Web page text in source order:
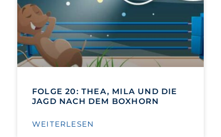
FOLGE 20: THEA, MILA UND DIE
JAGD NACH DEM BOXHORN
WEITERLESEN